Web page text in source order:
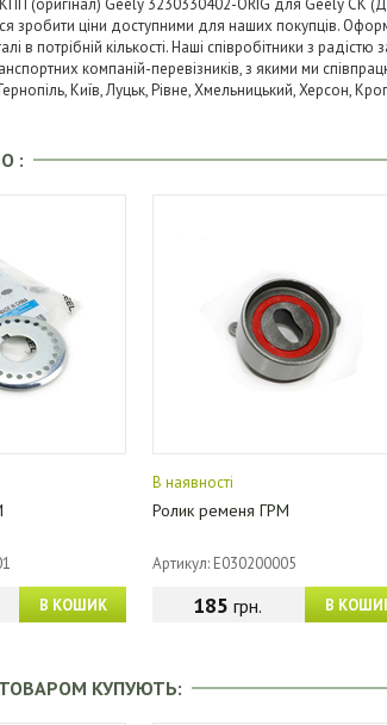
(оригінал) Geely 3230330402-ORIG для Geely CK
зробити ціни доступними для наших покупців.
в потрібній кількості. Наші співробітники з
компаній-перевізників, з якими ми
Київ, Луцьк, Рівне, Хмельницький, Херсон,
:
В КОШИК
В наявності
Ролик ременя ГРМ
Артикул: E030200005
В
185 грн.
КУПУЮТЬ: